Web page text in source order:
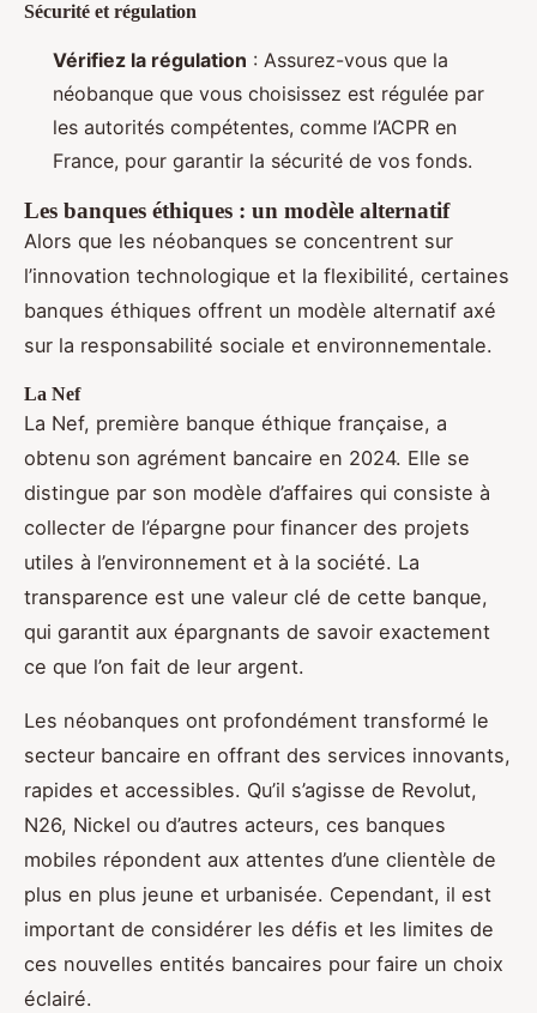
Sécurité et régulation
Vérifiez la régulation : Assurez-vous que la
néobanque que vous choisissez est régulée par
les autorités compétentes, comme l’ACPR en
France, pour garantir la sécurité de vos fonds.
Les banques éthiques : un modèle alternatif
Alors que les néobanques se concentrent sur
l’innovation technologique et la flexibilité, certaines
banques éthiques offrent un modèle alternatif axé
sur la responsabilité sociale et environnementale.
La Nef
La Nef, première banque éthique française, a
obtenu son agrément bancaire en 2024. Elle se
distingue par son modèle d’affaires qui consiste à
collecter de l’épargne pour financer des projets
utiles à l’environnement et à la société. La
transparence est une valeur clé de cette banque,
qui garantit aux épargnants de savoir exactement
ce que l’on fait de leur argent.
Les néobanques ont profondément transformé le
secteur bancaire en offrant des services innovants,
rapides et accessibles. Qu’il s’agisse de Revolut,
N26, Nickel ou d’autres acteurs, ces banques
mobiles répondent aux attentes d’une clientèle de
plus en plus jeune et urbanisée. Cependant, il est
important de considérer les défis et les limites de
ces nouvelles entités bancaires pour faire un choix
éclairé.